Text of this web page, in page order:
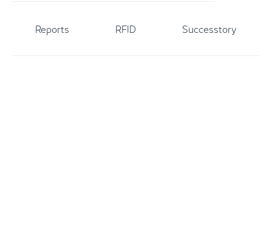
Reports RFID Successtory